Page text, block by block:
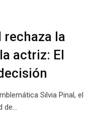
rechaza la
actriz: El
Silvia Pinal, el
de…